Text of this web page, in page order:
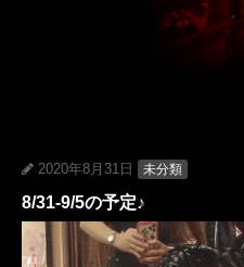
2020年8月31日 未分類
8/31-9/5の予定♪